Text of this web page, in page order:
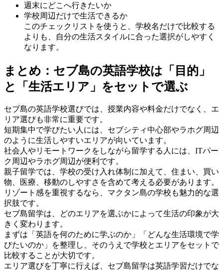
週末にどこへ行きたいか
学校周辺だけで生活できるか
このチェックリストを使うと、学校名だけで比較する
よりも、自分の生活スタイルに合った選択がしやすく
なります。
まとめ：セブ島の英語学校は「目的」
と「生活エリア」をセットで選ぶ
セブ島の英語学校選びでは、授業内容や料金だけでなく、エ
リア選びも非常に重要です。
短期集中で学びたい人には、セブシティ中心部やラホグ周辺
のように生活しやすいエリアが向いています。
社会人やリモートワークをしながら留学する人には、ITパー
ク周辺やラホグ周辺が便利です。
親子留学では、学校の受け入れ体制に加えて、住まい、買い
物、医療、移動のしやすさを含めて考える必要があります。
リゾート感を重視するなら、マクタン島の学校も魅力的な選
択肢です。
セブ島留学は、どのエリアを選ぶかによって生活の印象が大
きく変わります。
まずは「英語を何のために学ぶのか」「どんな生活環境で学
びたいのか」を整理し、そのうえで学校とエリアをセットで
比較することが大切です。
エリア選びを丁寧に行えば、セブ島留学は英語学習だけでな